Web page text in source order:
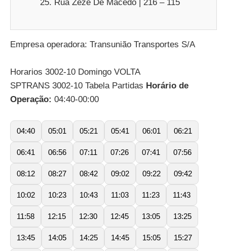
Rua Zezé De Macedo | 216 – 115
Empresa operadora: Transunião Transportes S/A
Horarios 3002-10 Domingo VOLTA
SPTRANS 3002-10 Tabela Partidas Horário de
Operação: 04:40-00:00
04:40 05:01 05:21 05:41 06:01 06:21
06:41 06:56 07:11 07:26 07:41 07:56
08:12 08:27 08:42 09:02 09:22 09:42
10:02 10:23 10:43 11:03 11:23 11:43
11:58 12:15 12:30 12:45 13:05 13:25
13:45 14:05 14:25 14:45 15:05 15:27